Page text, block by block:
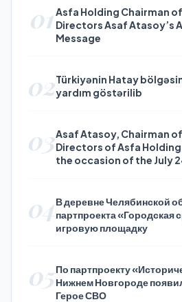
01Asfa Holding Chairman
Directors Asaf Atasoy’s
Message
02Türkiyənin Hatay
yardım göstərilib
03Asaf Atasoy, Chairman
Directors of Asfa
the occasion of the July
04В деревне Челябинской
партпроекта «Городская
игровую площадку
05По партпроекту
Нижнем Новгороде
Герое СВО